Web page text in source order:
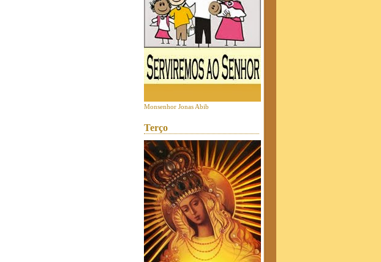
Monsenhor Jonas Abib
Terço